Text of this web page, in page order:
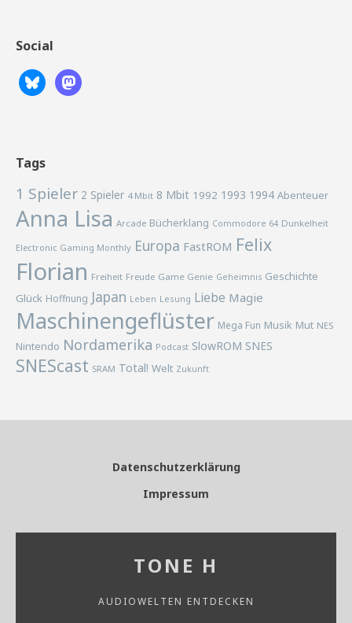
Social
Tags
1 Spieler 2 Spieler 4 Mbit 8 Mbit 1992 1993 1994 Abenteuer
Anna Lisa Arcade Bücherklang Commodore 64 Dunkelheit
Electronic Gaming Monthly Europa FastROM Felix
Florian Freiheit Freude Game Genie Geheimnis Geschichte
Glück Hoffnung Japan Leben Lesung Liebe Magie
Maschinengeflüster Mega Fun Musik Mut NES
Nintendo Nordamerika Podcast SlowROM SNES
SNEScast SRAM Total! Welt Zukunft
Datenschutzerklärung
Impressum
TONE H
AUDIOWELTEN ENTDECKEN